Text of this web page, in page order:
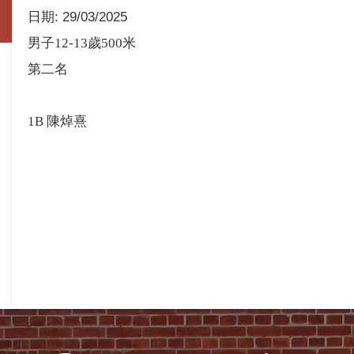
日期: 29/03/2025
男子12-13歲500米
第二名
1B 陳焯熹